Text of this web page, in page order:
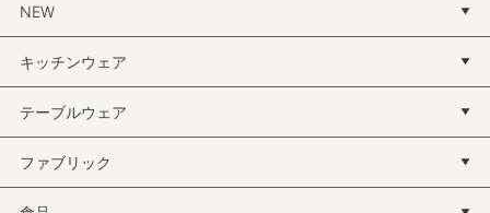
NEW
キッチンウェア
テーブルウェア
ファブリック